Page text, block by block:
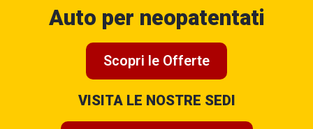
Auto per neopatentati
Scopri le Offerte
VISITA LE NOSTRE SEDI